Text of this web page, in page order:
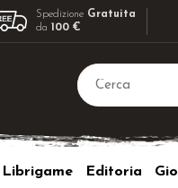
Spedizione Gratuita
da100 €
Librigame Editoria